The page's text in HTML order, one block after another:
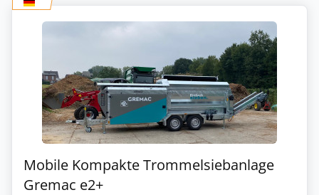
Mobile Kompakte Trommelsiebanlage
Gremac e2+